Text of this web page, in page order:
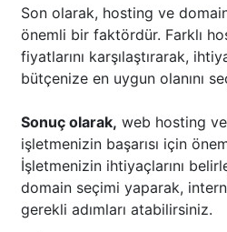
Son olarak, hosting ve
önemli bir faktördür. Farklı
fiyatlarını karşılaştırarak,
bütçenize en uygun olanını
Sonuç olarak, web hosting
işletmenizin başarısı için
İşletmenizin ihtiyaçlarını
domain seçimi yaparak,
gerekli adımları atabilirsiniz.